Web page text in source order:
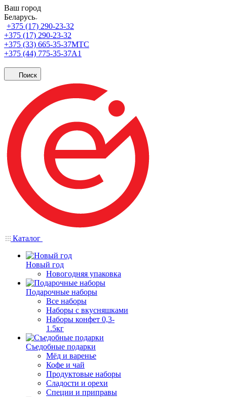
Ваш город
Беларусь
+375 (17) 290-23-32
+375 (17) 290-23-32
+375 (33) 665-35-37МТС
+375 (44) 775-35-37А1
Поиск
Каталог
Новый год
Новогодняя упаковка
Подарочные наборы
Все наборы
Наборы с вкусняшками
Наборы конфет 0,3-
1.5кг
Съедобные подарки
Мёд и варенье
Кофе и чай
Продуктовые наборы
Сладости и орехи
Специи и приправы